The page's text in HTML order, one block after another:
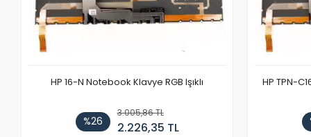
HP 16-N Notebook Klavye RGB Işıklı
%26
3.005,86 TL
2.226,35 TL
HP TPN-